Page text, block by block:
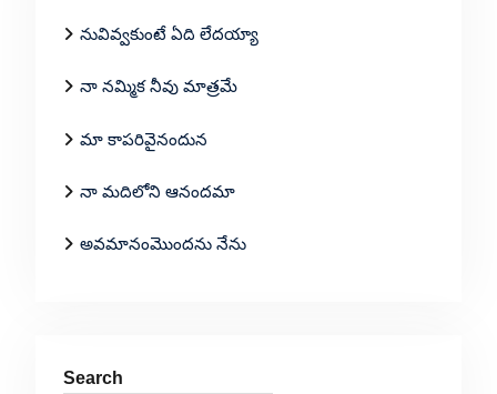
నువివ్వకుంటే ఏది లేదయ్యా
నా నమ్మిక నీవు మాత్రమే
మా కాపరివైనందున
నా మదిలోని ఆనందమా
అవమానంమొందను నేను
Search